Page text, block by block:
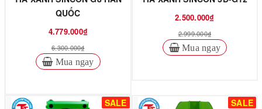
QUỐC
4.779.000₫
6.300.000₫
Mua ngay
2.500.000₫
2.999.000₫
Mua ngay
SALE SALE